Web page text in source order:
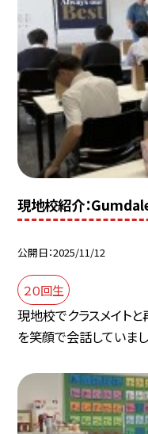
現地校紹介：
公開日 2025/11/12
２０回生
現地校でクラスメイトと
を笑顔で会話していま